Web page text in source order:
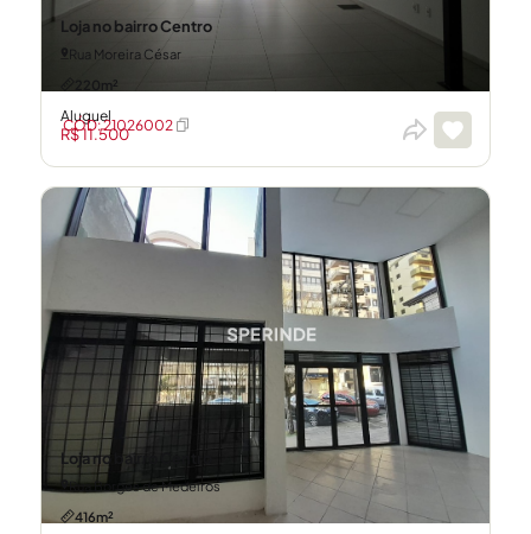
Loja no bairro Centro
Rua Moreira César
220m²
Aluguel
R$ 11.500
CÓD: 21026002
Loja no bairro Centro
Rua Borges de Medeiros
416m²